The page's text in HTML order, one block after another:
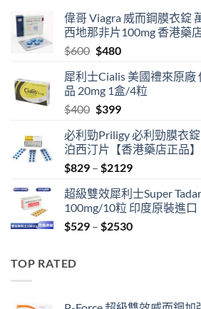
偉哥 Viagra 威而鋼膜衣錠
西地那非片100mg 香港藥
$600 Original
was:
$600.
$480Current
is:
$480.
犀利士Cialis 美國禮來原廠
品 20mg 1盒/4粒
$400 Original
was:
$400.
$399Current
is:
$399.
必利勁Priligy 必利勁膜衣
泊西汀片【香港藥店正品】
$829 – $2129Price
$829
through
$2129
超級雙效犀利士Super
100mg/10粒 印度原裝進口
$529 – $2530Price
TOP RATED